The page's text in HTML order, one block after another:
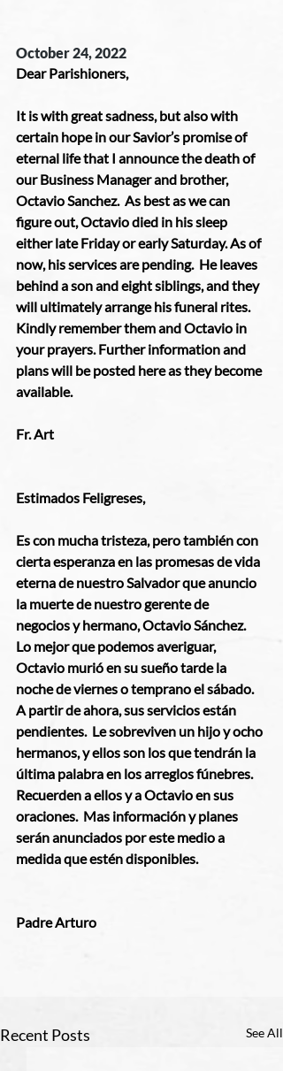
October 24, 2022
Dear Parishioners,
It is with great sadness, but also with
certain hope in our Savior’s promise of
eternal life that I announce the death of
our Business Manager and brother,
Octavio Sanchez.  As best as we can
figure out, Octavio died in his sleep
either late Friday or early Saturday. As of
now, his services are pending.  He leaves
behind a son and eight siblings, and they
will ultimately arrange his funeral rites.
Kindly remember them and Octavio in
your prayers. Further information and
plans will be posted here as they become
available.
Fr. Art
Estimados Feligreses,
Es con mucha tristeza, pero también con
cierta esperanza en las promesas de vida
eterna de nuestro Salvador que anuncio
la muerte de nuestro gerente de
negocios y hermano, Octavio Sánchez.
Lo mejor que podemos averiguar,
Octavio murió en su sueño tarde la
noche de viernes o temprano el sábado.
A partir de ahora, sus servicios están
pendientes.  Le sobreviven un hijo y ocho
hermanos, y ellos son los que tendrán la
última palabra en los arreglos fúnebres.
Recuerden a ellos y a Octavio en sus
oraciones.  Mas información y planes
serán anunciados por este medio a
medida que estén disponibles.
Padre Arturo
Recent Posts See All